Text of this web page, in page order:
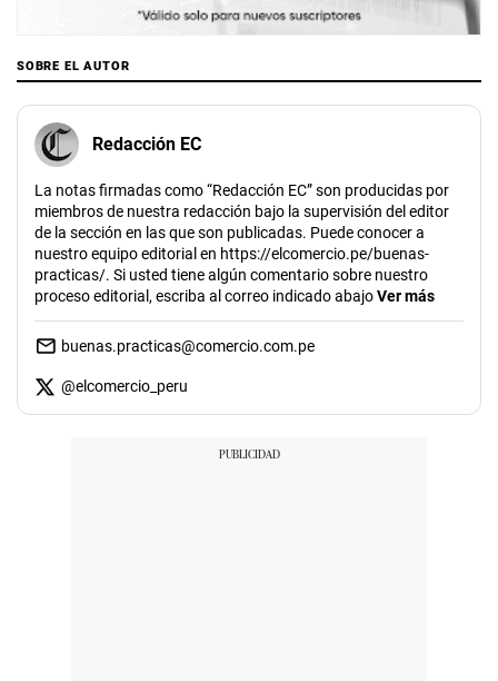
SOBRE EL AUTOR
Redacción EC
La notas firmadas como “Redacción EC” son producidas por
miembros de nuestra redacción bajo la supervisión del editor
de la sección en las que son publicadas. Puede conocer a
nuestro equipo editorial en https://elcomercio.pe/buenas-
practicas/. Si usted tiene algún comentario sobre nuestro
proceso editorial, escriba al correo indicado abajoVer más
buenas.practicas@comercio.com.pe
@elcomercio_peru